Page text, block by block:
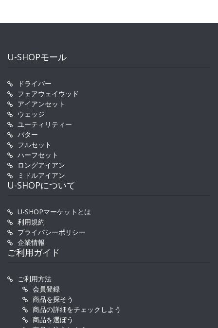
U-SHOPモール
ドライバー
フェアウェイウッド
アイアンセット
ウェッジ
ユーティリティー
パター
フルセット
ハーフセット
ロングアイアン
ミドルアイアン
U-SHOPについて
U-SHOPマーケットとは
利用規約
プライバシーポリシー
企業情報
ご利用ガイド
ご利用方法
会員登録
商品を探そう
商品の詳細をチェックしよう
商品を選ぼう